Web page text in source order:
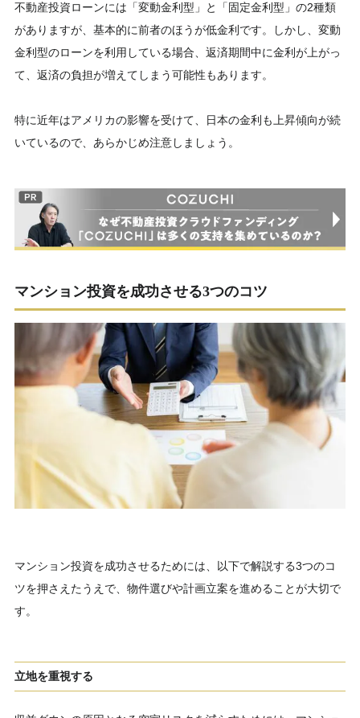
不動産投資ローンには「変動金利型」と「固定金利型」の2種類
がありますが、基本的に前者のほうが低金利です。しかし、変動
金利型のローンを利用している場合、返済期間中に金利が上がっ
て、返済の負担が増えてしまう可能性もあります。
特に近年はアメリカの影響を受けて、日本の金利も上昇傾向が続
いているので、あらかじめ注意しましょう。
マンション投資を成功させる3つのコツ
マンション投資を成功させるためには、以下で解説する3つのコ
ツを押さえたうえで、物件選びや計画立案を進めることが大切で
す。
立地を重視する